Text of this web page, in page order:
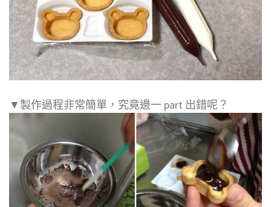
▼製作過程非常簡單，究竟邊一 part 出錯呢？